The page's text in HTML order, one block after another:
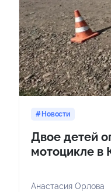
Новости
Двое детей
мотоцикле в
Анастасия Орлова